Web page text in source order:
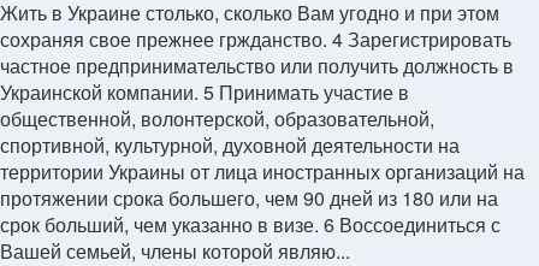
Жить в Украине столько, сколько Вам угодно и при этом
сохраняя свое прежнее гржданство. 4 Зарегистрировать
частное предпринимательство или получить должность в
Украинской компании. 5 Принимать участие в
общественной, волонтерской, образовательной,
спортивной, культурной, духовной деятельности на
территории Украины от лица иностранных организаций на
протяжении срока большего, чем 90 дней из 180 или на
срок больший, чем указанно в визе. 6 Воссоединиться с
Вашей семьей, члены которой являю...